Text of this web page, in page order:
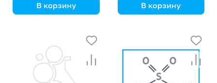
В корзину В корзину